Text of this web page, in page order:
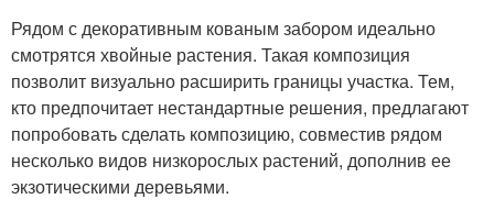
Рядом с декоративным кованым забором идеально
смотрятся хвойные растения. Такая композиция
позволит визуально расширить границы участка. Тем,
кто предпочитает нестандартные решения, предлагают
попробовать сделать композицию, совместив рядом
несколько видов низкорослых растений, дополнив ее
экзотическими деревьями.